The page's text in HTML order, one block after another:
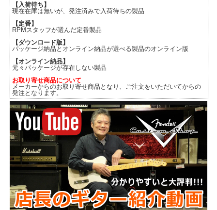
【入荷待ち】
現在在庫は無いが、発注済みで入荷待ちの製品
【定番】
RPMスタッフが選んだ定番製品
【ダウンロード版】
パッケージ納品とオンライン納品が選べる製品のオンライン版
【オンライン納品】
元々パッケージが存在しない製品
お取り寄せ商品について
メーカーからのお取り寄せ商品となり、ご注文をいただいてからの
発注となります。